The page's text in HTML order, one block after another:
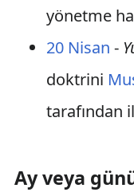
yönetme
20 Nisan -
doktrini
tarafından
Ay veya